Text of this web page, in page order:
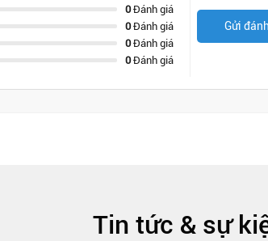
0Đánh giá
0Đánh giá
0Đánh giá
0Đánh giá
Gửi
Tin tức & sự